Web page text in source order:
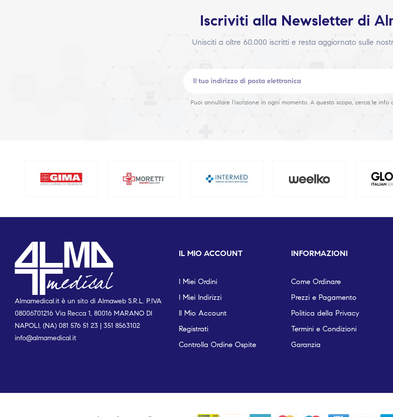
Iscriviti alla Newsletter di
Unisciti a oltre 60.000 iscritti e resta aggiornato sulle
Puoi annullare l'iscrizione in ogni momento. A questo scopo, cerca le info
Almamedical.it è un sito di Almaweb S.R.L. P.IVA
08006701216 Via Recca 1, 80016 MARANO DI
NAPOLI, (NA) 081 576 51 23 | 351 8563102
info@almamedical.it
IL MIO ACCOUNT
I Miei Ordini
I Miei Indirizzi
Il Mio Account
Registrati
Controlla Ordine Ospite
INFORMAZIONI
Come Ordinare
Prezzi e Pagamento
Politica della Privacy
Termini e Condizioni
Garanzia